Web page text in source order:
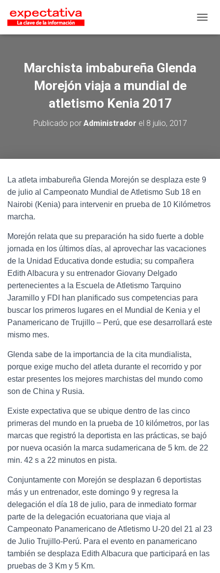
Marchista imbabureña Glenda
Morejón viaja a mundial de
atletismo Kenia 2017
Publicado por Administrador el 8 julio, 2017
La atleta imbabureña Glenda Morejón se desplaza este 9
de julio al Campeonato Mundial de Atletismo Sub 18 en
Nairobi (Kenia) para intervenir en prueba de 10 Kilómetros
marcha.
Morejón relata que su preparación ha sido fuerte a doble
jornada en los últimos días, al aprovechar las vacaciones
de la Unidad Educativa donde estudia; su compañera
Edith Albacura y su entrenador Giovany Delgado
pertenecientes a la Escuela de Atletismo Tarquino
Jaramillo y FDI han planificado sus competencias para
buscar los primeros lugares en el Mundial de Kenia y el
Panamericano de Trujillo – Perú, que ese desarrollará este
mismo mes.
Glenda sabe de la importancia de la cita mundialista,
porque exige mucho del atleta durante el recorrido y por
estar presentes los mejores marchistas del mundo como
son de China y Rusia.
Existe expectativa que se ubique dentro de las cinco
primeras del mundo en la prueba de 10 kilómetros, por las
marcas que registró la deportista en las prácticas, se bajó
por nueva ocasión la marca sudamericana de 5 km. de 22
min. 42 s a 22 minutos en pista.
Conjuntamente con Morejón se desplazan 6 deportistas
más y un entrenador, este domingo 9 y regresa la
delegación el día 18 de julio, para de inmediato formar
parte de la delegación ecuatoriana que viaja al
Campeonato Panamericano de Atletismo U-20 del 21 al 23
de Julio Trujillo-Perú. Para el evento en panamericano
también se desplaza Edith Albacura que participará en las
pruebas de 3 Km y 5 Km.